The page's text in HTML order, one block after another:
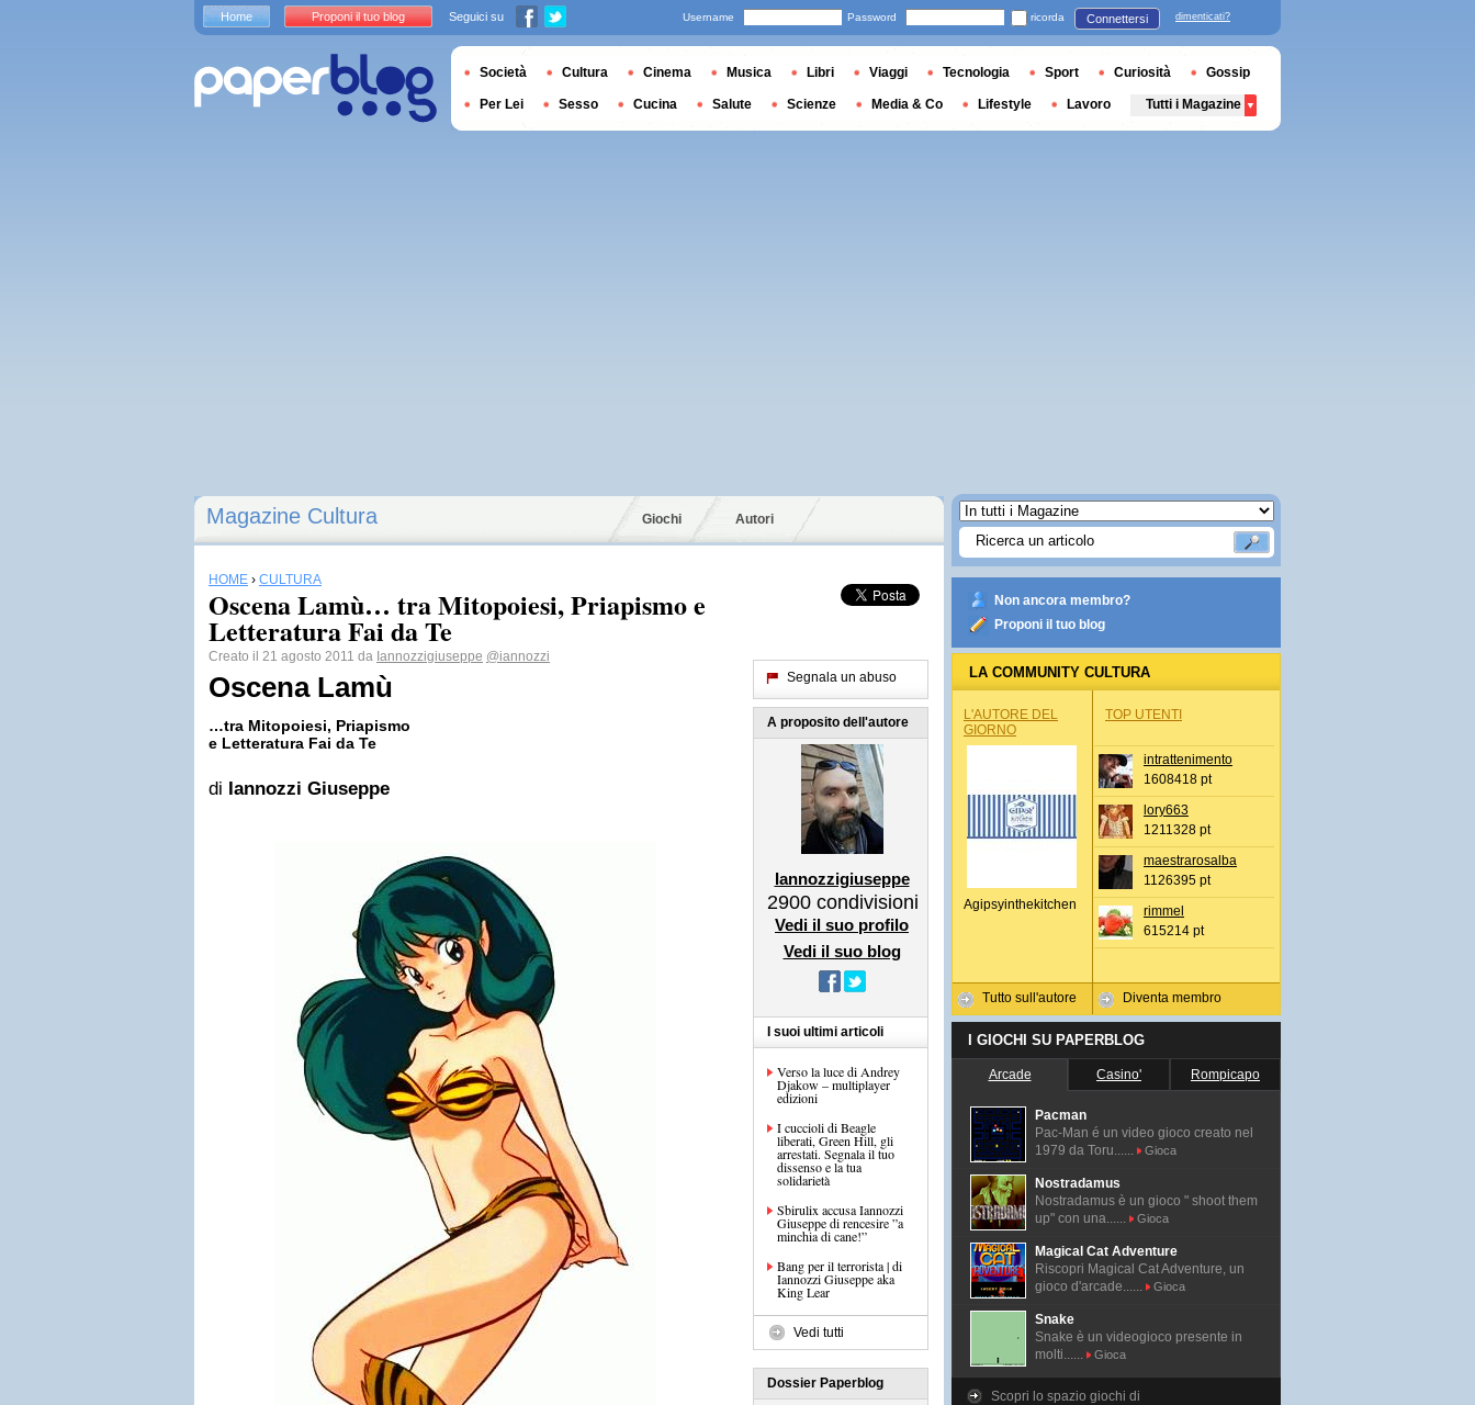
Magazine Cultura Giochi Autori
HOME › CULTURA
Oscena Lamù… tra Mitopoiesi, Priapismo e
Letteratura Fai da Te
Creato il 21 agosto 2011 da Iannozzigiuseppe @iannozzi
Oscena Lamù
…tra Mitopoiesi, Priapismo
e Letteratura Fai da Te
di Iannozzi Giuseppe
Segnala un abuso
A proposito dell'autore
Iannozzigiuseppe
2900 condivisioni
Vedi il suo profilo
Vedi il suo blog
I suoi ultimi articoli
Verso la luce di Andrey
Djakow – multiplayer
edizioni
I cuccioli di Beagle
liberati, Green Hill, gli
arrestati. Segnala il tuo
dissenso e la tua
solidarietà
Sbirulix accusa Iannozzi
Giuseppe di rencesire ”a
minchia di cane!”
Bang per il terrorista | di
Iannozzi Giuseppe aka
King Lear
Vedi tutti
Dossier Paperblog
Non ancora membro?
Proponi il tuo blog
LA COMMUNITY CULTURA
L'AUTORE DEL
GIORNO
Agipsyinthekitchen
Tutto sull'autore
TOP UTENTI
intrattenimento
1608418 pt
lory663
1211328 pt
maestrarosalba
1126395 pt
rimmel
615214 pt
Diventa membro
I GIOCHI SU PAPERBLOG
Arcade Casino' Rompicapo
Pacman
Pac-Man é un video gioco creato nel
1979 da Toru......
Gioca
Nostradamus
Nostradamus è un gioco " shoot them
up" con una......
Gioca
Magical Cat Adventure
Riscopri Magical Cat Adventure, un
gioco d'arcade......
Gioca
Snake
Snake è un videogioco presente in
molti......
Gioca
Scopri lo spazio giochi di
Home Proponi il tuo blog Seguici su Username Password ricorda Connettersi dimenticati?
Società Cultura Cinema Musica Libri Viaggi Tecnologia Sport Curiosità Gossip
Per Lei Sesso Cucina Salute Scienze Media & Co Lifestyle Lavoro Tutti i Magazine